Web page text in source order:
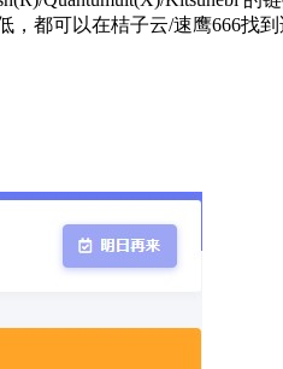
都可以在桔子云/速鹰666找